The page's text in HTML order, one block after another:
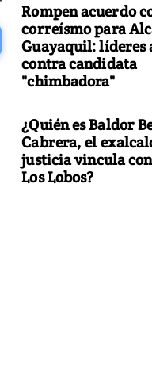
Rompen acuerdo
correísmo para
Guayaquil: líderes
contra candidata
"chimbadora"
¿Quién es Baldor
Cabrera, el
justicia vincula
Los Lobos?